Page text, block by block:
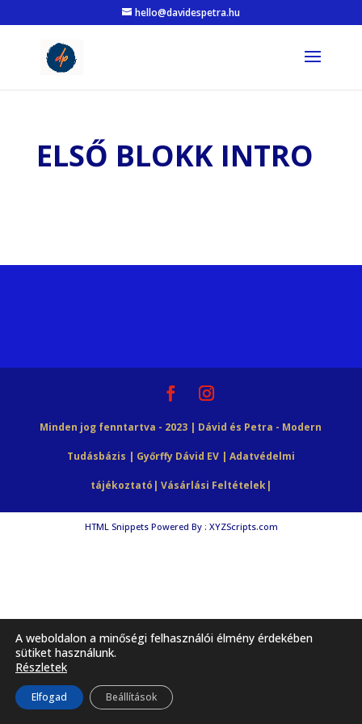
hello@davidespetra.hu
ELSŐ BLOKK INTRO
Minden jog fenntartva - 2023 | Dávid és Petra - Modern
Tudásbázis | Győrffy Dávid EV | Adatvédelmi
tájékoztató | Vásárlási Feltételek|
HTML SnippetsPowered By : XYZScripts.com
A weboldalon a minőségi felhasználói élmény érdekében
sütiket használunk.
Részletek
Elfogad Beállítások